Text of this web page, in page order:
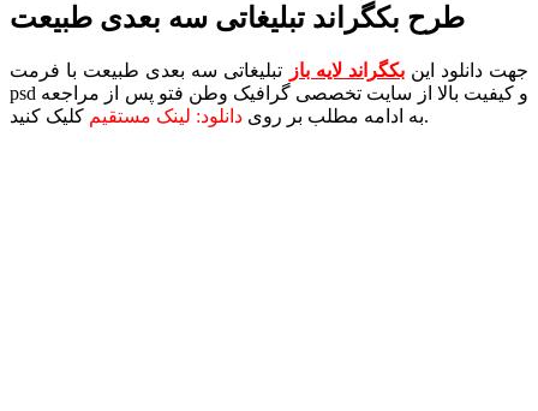
طرح بکگراند تبلیغاتی سه بعدی طبیعت
جهت دانلود اینبکگراند لایه باز تبلیغاتی سه بعدی طبیعت با فرمت
psd و کیفیت بالا از سایت تخصصی گرافیک وطن فتو پس از مراجعه
به ادامه مطلب بر روی دانلود: لینک مستقیم کلیک کنید.